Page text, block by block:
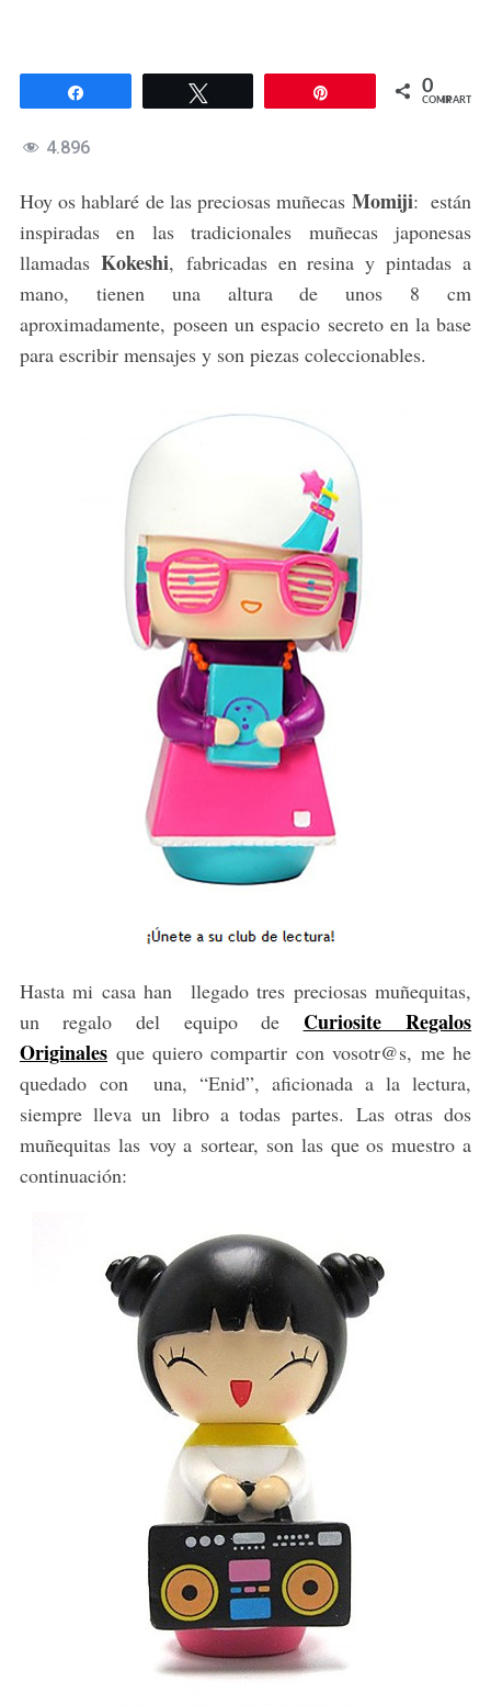
0
COMPARTIR
4.896
Hoy os hablaré de las preciosas muñecas Momiji: están
inspiradas en las tradicionales muñecas japonesas
llamadas Kokeshi, fabricadas en resina y pintadas a
mano, tienen una altura de unos 8 cm
aproximadamente, poseen un espacio secreto en la base
para escribir mensajes y son piezas coleccionables.
Hasta mi casa han llegado tres preciosas muñequitas,
un regalo del equipo de Curiosite Regalos
Originalesque quiero compartir con vosotr@s, me he
quedado con una, “Enid”, aficionada a la lectura,
siempre lleva un libro a todas partes. Las otras dos
muñequitas las voy a sortear, son las que os muestro a
continuación: